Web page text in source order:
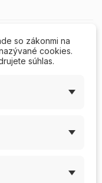
so zákonmi na
cookies.
súhlas.